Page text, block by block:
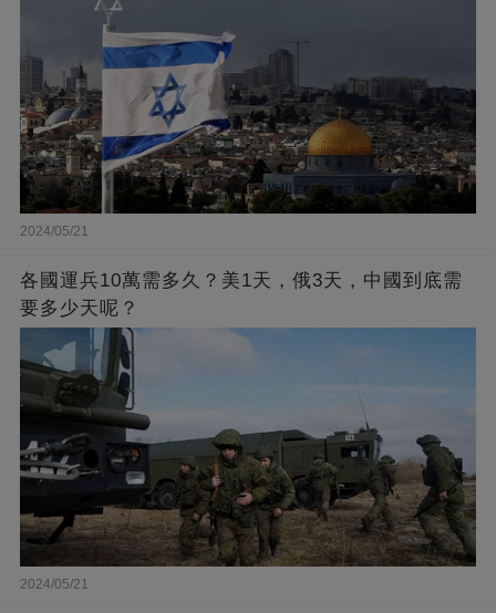
2024/05/21
各國運兵10萬需多久？美1天，俄3天，中國到底需
要多少天呢？
2024/05/21